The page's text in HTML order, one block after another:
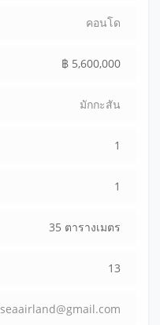
คอนโด
฿ 5,600,000
มักกะสัน
1
1
35 ตารางเมตร
13
seaairland@gmail.com